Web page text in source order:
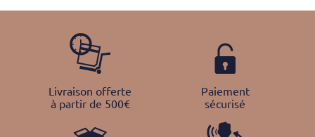
Livraison offerte
à partir de 500€
Paiement
sécurisé